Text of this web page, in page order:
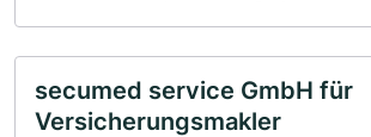
secumed service GmbH für
Versicherungsmakler